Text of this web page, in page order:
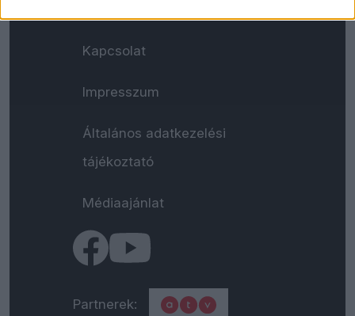
Kapcsolat
Impresszum
Általános adatkezelési
tájékoztató
Médiaajánlat
Partnerek: